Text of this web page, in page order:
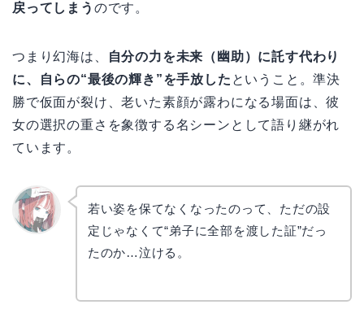
戻ってしまう のです。
つまり幻海は、
自分の力を未来（幽助）に託す代わり
に、自らの“最後の輝き”を手放した ということ。準決
勝で仮面が裂け、老いた素顔が露わになる場面は、彼
女の選択の重さを象徴する名シーンとして語り継がれ
ています。
若い姿を保てなくなったのって、ただの設
定じゃなくて“弟子に全部を渡した証”だっ
たのか…泣ける。